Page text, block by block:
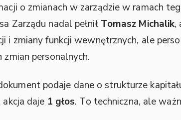
o zmianach w zarządzie w ramach
Zarządu nadal pełnił Tomasz Michalik,
i zmiany funkcji wewnętrznych, ale
zmian personalnych.
podaje dane o strukturze
akcja daje 1 głos. To techniczna, ale